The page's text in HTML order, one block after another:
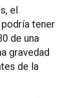
el
tener
de una
gravedad
de la